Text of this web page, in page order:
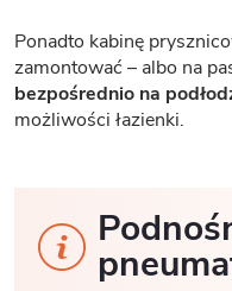
Ponadto kabinę
zamontować – albo na
bezpośrednio na
możliwości łazienki.